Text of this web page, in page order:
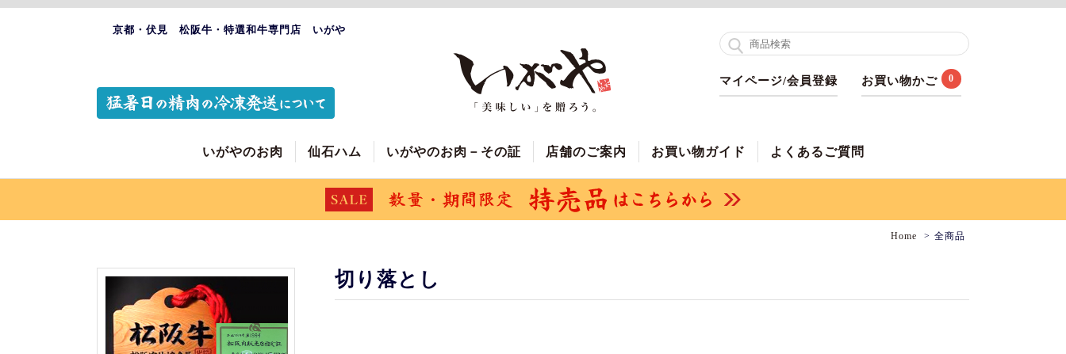
京都・伏見 松阪牛・特選和牛専門店 いがや
マイページ/会員登録 お買い物かご 0
いがやのお肉 仙石ハム いがやのお肉－その証 店舗のご案内 お買い物ガイド よくあるご質問
Home 全商品
切り落とし